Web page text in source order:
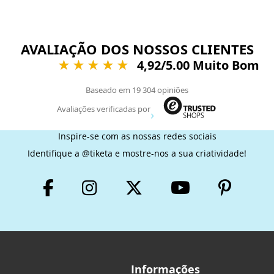
AVALIAÇÃO DOS NOSSOS CLIENTES
4,92/5.00 Muito Bom
Baseado em 19 304opiniões
Avaliações verificadas por
Inspire-se com as nossas redes sociais
Identifique a @tiketa e mostre-nos a sua criatividade!
Informações